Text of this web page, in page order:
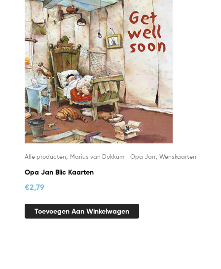
Alle producten Marius van Dokkum - Opa Jan Wenskaarten
Opa Jan Blic Kaarten
€2,79
Toevoegen Aan Winkelwagen